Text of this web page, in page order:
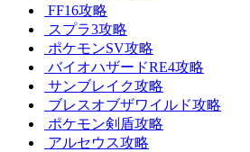
FF16攻略
スプラ3攻略
ポケモンSV攻略
バイオハザードRE4攻略
サンブレイク攻略
ブレスオブザワイルド攻略
ポケモン剣盾攻略
アルセウス攻略